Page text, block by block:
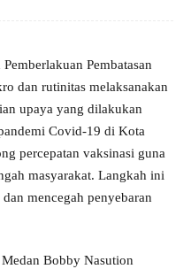
Pembatasan
dan rutinitas melaksanakan
upaya yang dilakukan
Covid-19 di Kota
percepatan vaksinasi guna
masyarakat. Langkah ini
mencegah penyebaran
Bobby Nasution